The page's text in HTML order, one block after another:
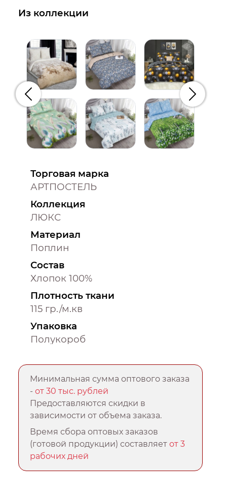
Из коллекции
Предыдущий
Торговая марка
АРТПОСТЕЛЬ
Коллекция
ЛЮКС
Материал
Поплин
Состав
Хлопок 100%
Плотность ткани
115 гр./м.кв
Упаковка
Полукороб
Минимальная сумма оптового заказа
-от 30 тыс. рублей
Предоставляются скидки в
зависимости от объема заказа.
Время сбора оптовых заказов
(готовой продукции) составляетот 3
рабочих дней